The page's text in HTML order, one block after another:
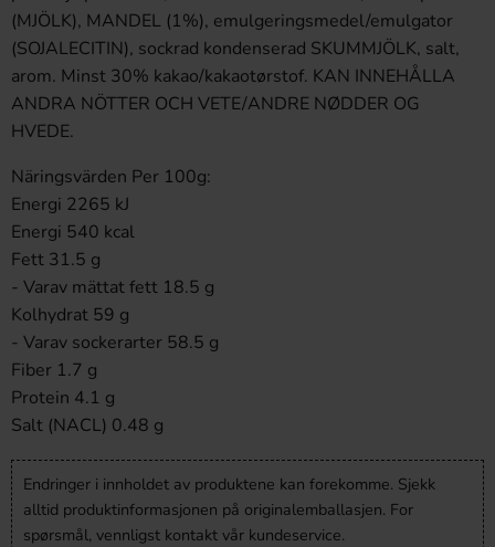
(MJÖLK), MANDEL (1%), emulgeringsmedel/emulgator
(SOJALECITIN), sockrad kondenserad SKUMMJÖLK, salt,
arom. Minst 30% kakao/kakaotørstof. KAN INNEHÅLLA
ANDRA NÖTTER OCH VETE/ANDRE NØDDER OG
HVEDE.
Näringsvärden Per 100g:
Energi 2265 kJ
Energi 540 kcal
Fett 31.5 g
- Varav mättat fett 18.5 g
Kolhydrat 59 g
- Varav sockerarter 58.5 g
Fiber 1.7 g
Protein 4.1 g
Salt (NACL) 0.48 g
Endringer i innholdet av produktene kan forekomme. Sjekk
alltid produktinformasjonen på originalemballasjen. For
spørsmål, vennligst kontakt vår kundeservice.